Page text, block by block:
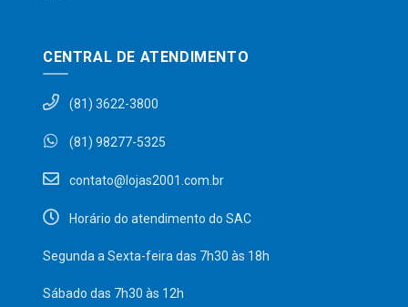
CENTRAL DE ATENDIMENTO
(81) 3622-3800
(81) 98277-5325
contato@lojas2001.com.br
Horário do atendimento do SAC
Segunda a Sexta-feira das 7h30 às 18h
Sábado das 7h30 às 12h